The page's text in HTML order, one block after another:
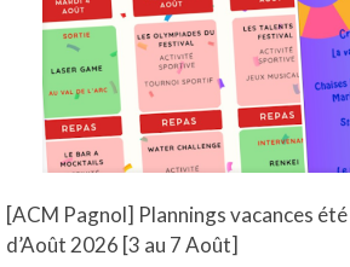
[ACM Pagnol] Plannings vacances
d’Août 2026 [3 au 7 Août]